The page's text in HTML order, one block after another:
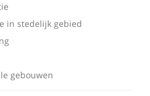
in stedelijk gebied
gebouwen